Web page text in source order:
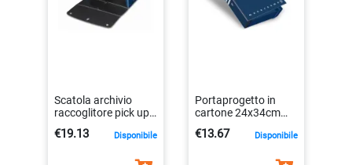
Scatola archivio
raccoglitore pick up
8015687021677
€19.13 Disponibile
Portaprogetto in
cartone 24x34cm
colori assortiti
€13.67 Disponibile